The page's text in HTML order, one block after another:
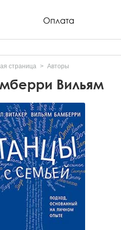
Оплата
страница Авторы
Вильям